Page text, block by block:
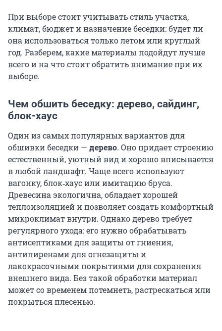
При выборе стоит учитывать стиль участка,
климат, бюджет и назначение беседки: будет ли
она использоваться только летом или круглый
год. Разберем, какие материалы подойдут лучше
всего и на что стоит обратить внимание при их
выборе.
Чем обшить беседку: дерево, сайдинг,
блок-хаус
Один из самых популярных вариантов для
обшивки беседки — дерево. Оно придает строению
естественный, уютный вид и хорошо вписывается
в любой ландшафт. Чаще всего используют
вагонку, блок‑хаус или имитацию бруса.
Древесина экологична, обладает хорошей
теплоизоляцией и позволяет создать комфортный
микроклимат внутри. Однако дерево требует
регулярного ухода: его нужно обрабатывать
антисептиками для защиты от гниения,
антипиренами для огнезащиты и
лакокрасочными покрытиями для сохранения
внешнего вида. Без такой обработки материал
может со временем потемнеть, растрескаться или
покрыться плесенью.